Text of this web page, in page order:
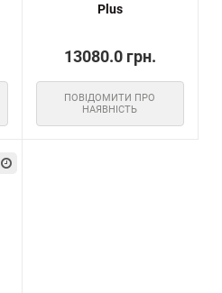
Plus
13080.0 грн.
ПОВІДОМИТИ ПРО
НАЯВНІСТЬ